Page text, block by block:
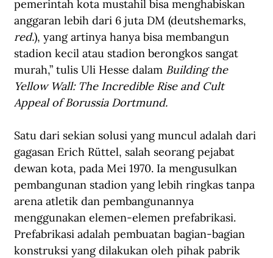
pemerintah kota mustahil bisa menghabiskan
anggaran lebih dari 6 juta DM (deutshemarks,
red.), yang artinya hanya bisa membangun
stadion kecil atau stadion berongkos sangat
murah,” tulis Uli Hesse dalam Building the
Yellow Wall: The Incredible Rise and Cult
Appeal of Borussia Dortmund.
Satu dari sekian solusi yang muncul adalah dari
gagasan Erich Rüttel, salah seorang pejabat
dewan kota, pada Mei 1970. Ia mengusulkan
pembangunan stadion yang lebih ringkas tanpa
arena atletik dan pembangunannya
menggunakan elemen-elemen prefabrikasi.
Prefabrikasi adalah pembuatan bagian-bagian
konstruksi yang dilakukan oleh pihak pabrik